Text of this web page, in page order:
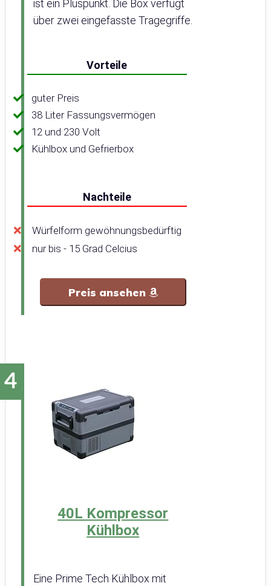
ist ein Pluspunkt. Die Box verfügt
über zwei eingefasste Tragegriffe.
Vorteile
guter Preis
38 Liter Fassungsvermögen
12 und 230 Volt
Kühlbox und Gefrierbox
Nachteile
Würfelform gewöhnungsbedürftig
nur bis - 15 Grad Celcius
Preis ansehen
40L Kompressor
Kühlbox
Eine Prime Tech Kühlbox mit